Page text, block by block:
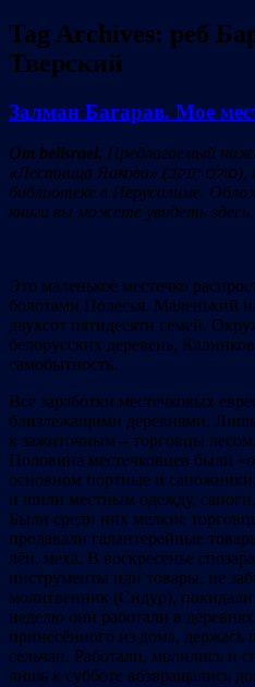
Tag Archives: реб
Тверский
Залман Багарав. Мое
От belisrael. Предлагаемый
«Лестница Яакова» (סולם יעקב),
библиотеке в Иерусалиме. О
книги вы можете увидеть здесь.
Это маленькое местечко
болотами Полесья. Маленький
двухсот пятидесяти семей.
белорусских деревень,
самобытность.
Все заработки местечковых
близлежащими деревнями. Лишь
к зажиточным – торговцы
Половина местечковцев были
основном портные и
и шили местным одежду, сапоги,
Были среди них мелкие
продавали галантерейные
лён, меха. В воскресенье
инструменты или товары, не
молитвенник (Сидур),
неделю они работали в
принесённого из дома, держась
сельчан. Работали, молились и
лишь к субботе возвращались